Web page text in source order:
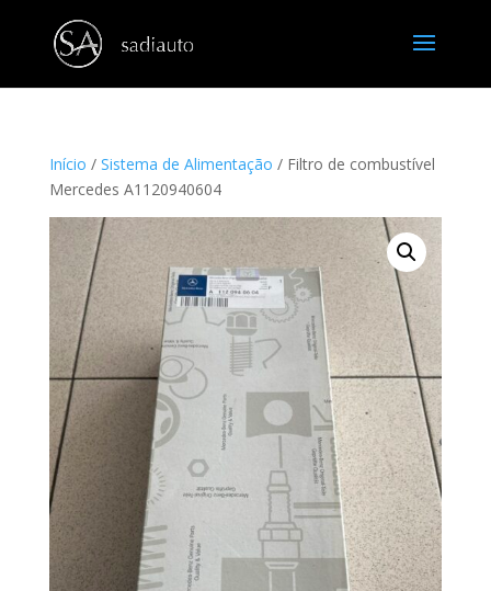
Início / Sistema de Alimentação / Filtro de combustível
Mercedes A1120940604